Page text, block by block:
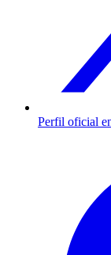
Perfil oficial